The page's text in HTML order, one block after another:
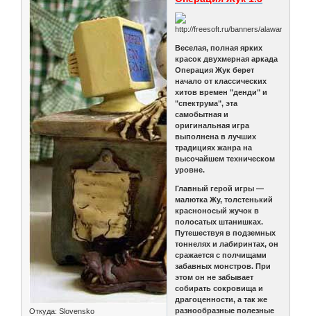
Откуда: Slovensko
Веселая, полная ярких
красок двухмерная аркада
Операция Жук берет
начало от классических
хитов времен "денди" и
"спектрума", эта
самобытная и
оригинальная игра
выполнена в лучших
традициях жанра на
высочайшем техническом
уровне.
Главный герой игры —
малютка Жу, толстенький
красноносый жучок в
полосатых штанишках.
Путешествуя в подземных
тоннелях и лабиринтах, он
сражается с полчищами
забавных монстров. При
этом он не забывает
собирать сокровища и
драгоценности, а так же
разнообразные полезные